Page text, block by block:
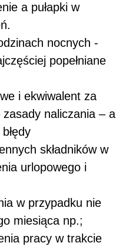
a pułapki w
nocnych -
popełniane
i ekwiwalent za
naliczania – a
składników w
urlopowego i
w przypadku nie
miesiąca np.;
pracy w trakcie